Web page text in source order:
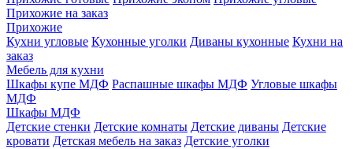
Прихожие на заказ
Прихожие
Кухни угловые Кухонные уголки Диваны кухонные Кухни на
заказ
Мебель для кухни
Шкафы купе МДФ Распашные шкафы МДФ Угловые шкафы
МДФ
Шкафы МДФ
Детские стенки Детские комнаты Детские диваны Детские
кровати Детская мебель на заказ Детские уголки